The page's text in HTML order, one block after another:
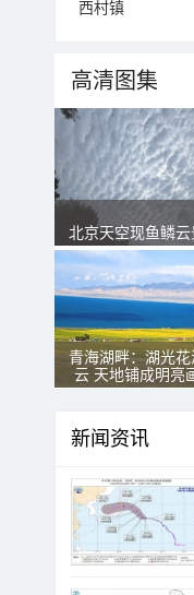
西村镇
高清图集
北京天空现鱼鳞云
青海湖畔：湖光
云 天地铺成明亮
新闻资讯